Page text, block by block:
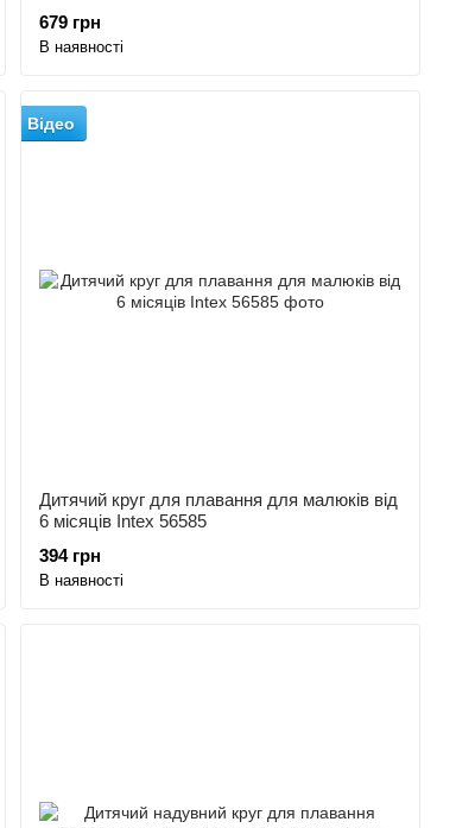
679 грн
В наявності
Відео
Дитячий круг для плавання для малюків від
6 місяців Intex 56585
394 грн
В наявності